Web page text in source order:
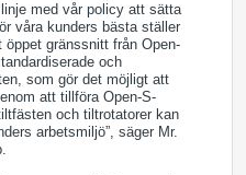
med vår policy att sätta
våra kunders bästa ställer
gränssnitt från Open-
och
som gör det möjligt att
att tillföra Open-S-
och tiltrotatorer kan
arbetsmiljö”, säger Mr.